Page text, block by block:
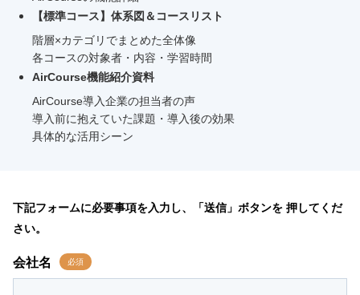
【標準コース】体系図＆コースリスト
階層×カテゴリでまとめた全体像
各コースの対象者・内容・学習時間
AirCourse機能紹介資料
AirCourse導入企業の担当者の声
導入前に抱えていた課題・導入後の効果
具体的な活用シーン